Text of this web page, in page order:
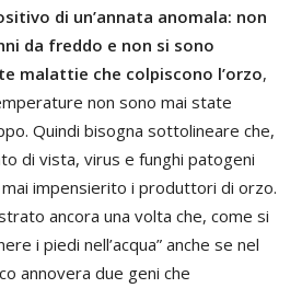
di un’annata anomala: non
da freddo e non si sono
malattie che colpiscono l’orzo,
non sono mai state
Quindi bisogna sottolineare che,
di vista, virus e funghi patogeni
mai impensierito i produttori di orzo.
ancora una volta che, come si
i piedi nell’acqua” anche se nel
annovera due geni che